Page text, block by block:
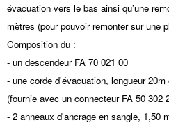
évacuation vers le bas ainsi qu’une
mètres (pour pouvoir remonter sur une
Composition du :
- un descendeur FA 70 021 00
- une corde d'évacuation, longueur
(fournie avec un connecteur FA 50 302
- 2 anneaux d'ancrage en sangle, 1,50